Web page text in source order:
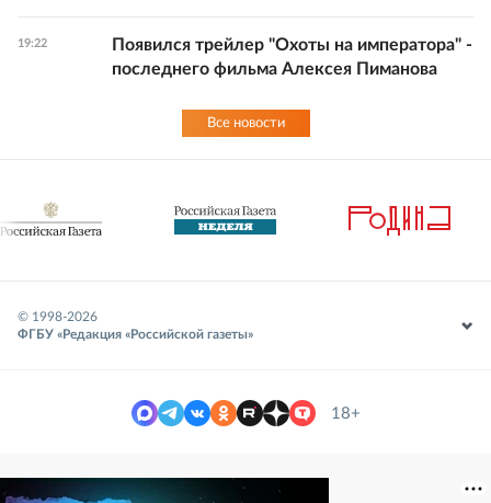
19:22
Появился трейлер "Охоты на императора" -
последнего фильма Алексея Пиманова
Все новости
© 1998-2026
ФГБУ «Редакция «Российской газеты»
18+